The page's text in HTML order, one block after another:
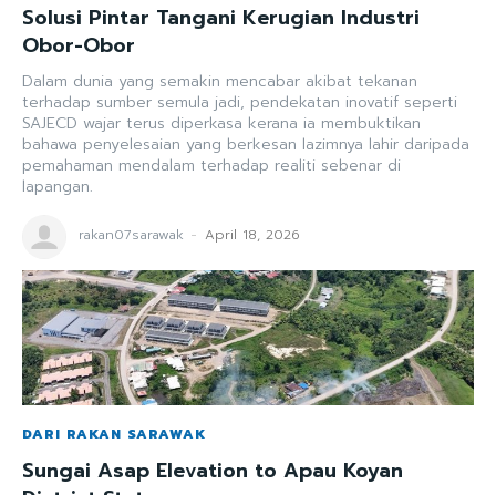
Solusi Pintar Tangani Kerugian Industri
Obor-Obor
Dalam dunia yang semakin mencabar akibat tekanan
terhadap sumber semula jadi, pendekatan inovatif seperti
SAJECD wajar terus diperkasa kerana ia membuktikan
bahawa penyelesaian yang berkesan lazimnya lahir daripada
pemahaman mendalam terhadap realiti sebenar di
lapangan.
rakan07sarawak - April 18, 2026
DARI RAKAN SARAWAK
Sungai Asap Elevation to Apau Koyan